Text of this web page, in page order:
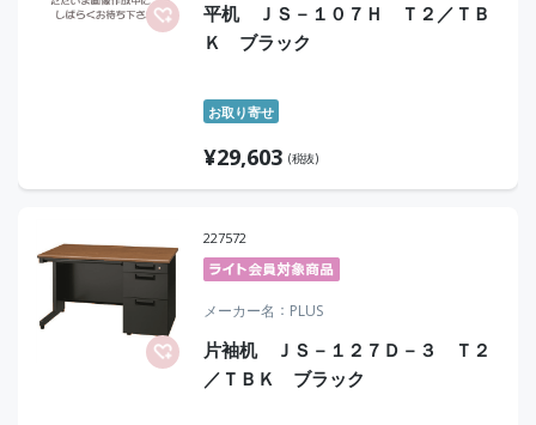
平机 ＪＳ－１０７Ｈ Ｔ２／ＴＢ
Ｋ ブラック
お取り寄せ
¥29,603 (税抜)
227572
メーカー名 PLUS
片袖机 ＪＳ－１２７Ｄ－３ Ｔ２
／ＴＢＫ ブラック